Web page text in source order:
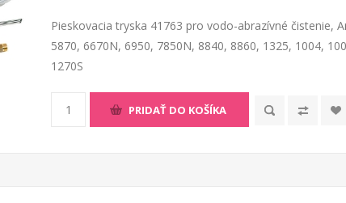
Pieskovacia tryska 41763 pro vodo-abrazívné čistenie,
5870, 6670N, 6950, 7850N, 8840, 8860, 1325, 1004,
1270S
PRIDAŤ DO KOŠÍKA